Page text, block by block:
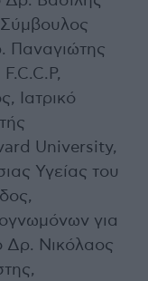
Παναγιώτης
Ιατρικό
University,
Υγείας του
για
Δρ. Νικόλαος